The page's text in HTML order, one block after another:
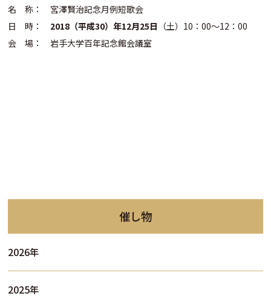
名 称： 宮澤賢治記念月例短歌会
日 時： 2018（平成30）年12月25日 （土）10：00～12：00
会 場： 岩手大学百年記念館会議室
催し物
2026年
2025年